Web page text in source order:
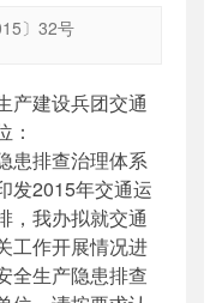
〕32号
32号
查;治理;调研
司
产建设兵团交通
：
排查治理体系
发2015年交通运
，我办拟就交通
工作开展情况进
全生产隐患排查